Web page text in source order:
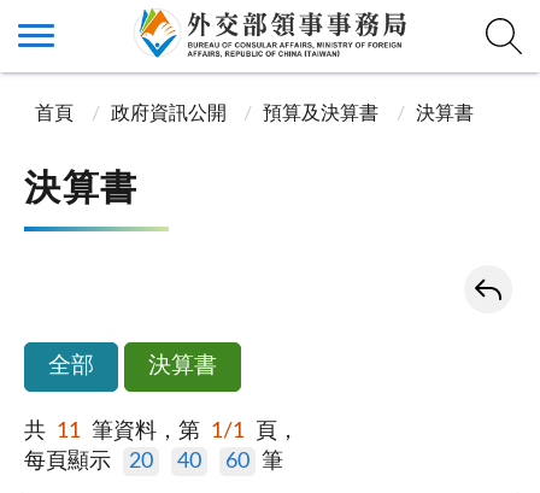
首頁 政府資訊公開 預算及決算書 決算書
決算書
全部 決算書
共 11 筆資料，第 1/1
頁，
每頁顯示
20 40 60 筆